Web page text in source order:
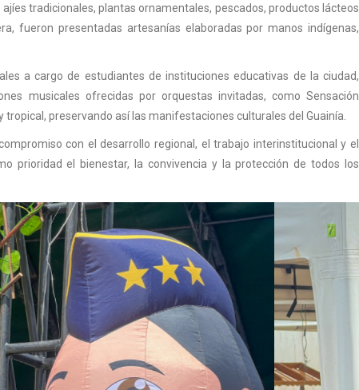
tradicionales, plantas ornamentales, pescados, productos lácteos
fueron presentadas artesanías elaboradas por manos indígenas,
a cargo de estudiantes de instituciones educativas de la ciudad,
musicales ofrecidas por orquestas invitadas, como Sensación
preservando así las manifestaciones culturales del Guainía.
con el desarrollo regional, el trabajo interinstitucional y el
prioridad el bienestar, la convivencia y la protección de todos los